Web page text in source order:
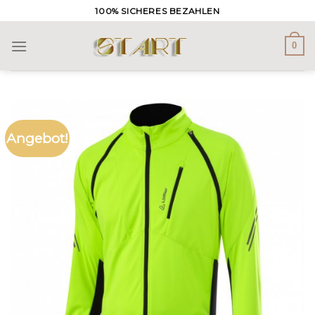
to
content
100% SICHERES BEZAHLEN
0
Angebot!